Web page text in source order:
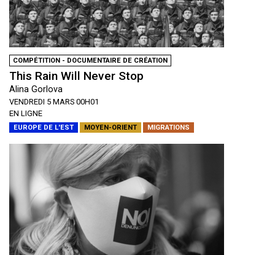
COMPÉTITION - DOCUMENTAIRE DE CRÉATION
This Rain Will Never Stop
Alina Gorlova
VENDREDI 5 MARS 00H01
EN LIGNE
EUROPE DE L'EST MOYEN-ORIENT MIGRATIONS